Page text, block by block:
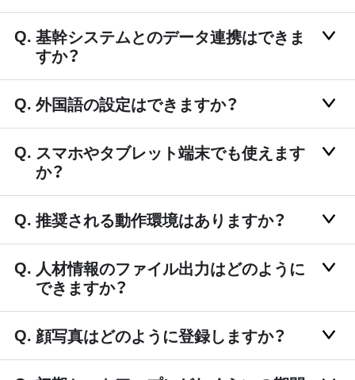
基幹システムとのデータ連携はできま
すか？
外国語の設定はできますか？
スマホやタブレット端末でも使えます
か？
推奨される動作環境はありますか？
人材情報のファイル出力はどのように
できますか？
顔写真はどのように登録しますか？